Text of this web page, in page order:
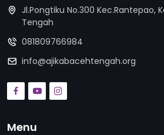
Jl.Pongtiku No.300 Kec.Rantepao,
Tengah
081809766984
info@ajikabacehtengah.org
Menu